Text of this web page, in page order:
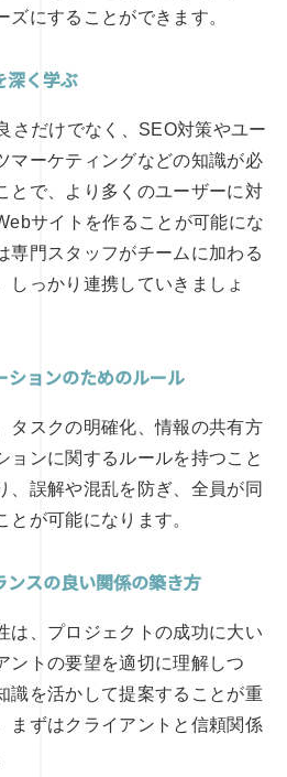
ズにすることができます。
深く学ぶ
さだけでなく、SEO対策やユー
マーケティングなどの知識が必
とで、より多くのユーザーに対
サイトを作ることが可能にな
専門スタッフがチームに加わる
しっかり連携していきましょ
ションのためのルール
タスクの明確化、情報の共有方
ョンに関するルールを持つこと
、誤解や混乱を防ぎ、全員が同
とが可能になります。
ンスの良い関係の築き方
は、プロジェクトの成功に大い
ントの要望を適切に理解しつ
識を活かして提案することが重
まずはクライアントと信頼関係